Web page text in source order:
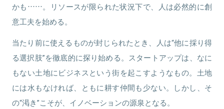
かも……。リソースが限られた状況下で、人は必然的に創
意工夫を始める。
当たり前に使えるものが封じられたとき、人は“他に採り得
る選択肢”を徹底的に探り始める。スタートアップは、なに
もない土地にビジネスという街を起こすようなもの。土地
には水もなければ、ともに耕す仲間も少ない。しかし、そ
の“渇き”こそが、イノベーションの源泉となる。